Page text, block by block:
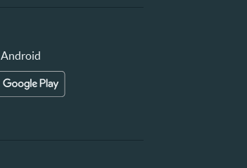
Android